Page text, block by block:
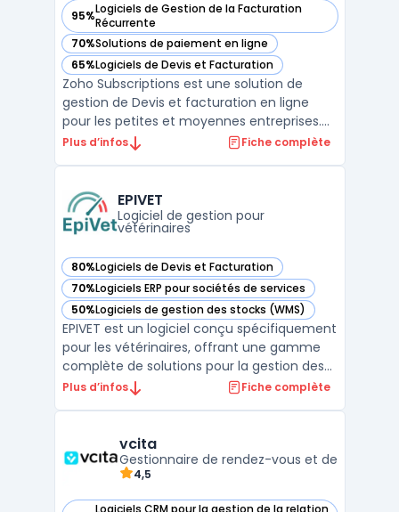
95%Logiciels de Gestion de la Facturation
Récurrente
— voir Zoho Subscriptions dans cette catégorie
70%Solutions de paiement en ligne
— voir Zoho Subscriptions dans cette catégorie
65%Logiciels de Devis et Facturation
— voir Zoho Subscriptions dans cette catégorie
Zoho Subscriptions est une solution de
gestion de Devis et facturation en ligne
pour les petites et moyennes entreprises.
Cette plateforme offre des fonctionnalités
suivi des paiements et la gestion des taxes.
La ...
Plus d’infos Fiche complète
EPIVET
Logiciel de gestion pour
vétérinaires
80%Logiciels de Devis et Facturation
— voir EPIVET dans cette catégorie
70%Logiciels ERP pour sociétés de services
— voir EPIVET dans cette catégorie
50%Logiciels de gestion des stocks (WMS)
— voir EPIVET dans cette catégorie
EPIVET est un logiciel conçu spécifiquement
pour les vétérinaires, offrant une gamme
complète de solutions pour la gestion des
cabinets vétérinaires. Ce logiciel vous
aux tâches administratives à faible valeur
ajoutée. ...
Plus d’infos Fiche complète
vcita
Gestionnaire de rendez-vous et de
4,5
Logiciels CRM pour la gestion de la relation